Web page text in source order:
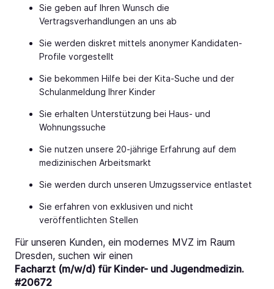
Sie geben auf Ihren Wunsch die
Vertragsverhandlungen an uns ab
Sie werden diskret mittels anonymer Kandidaten-
Profile vorgestellt
Sie bekommen Hilfe bei der Kita-Suche und der
Schulanmeldung Ihrer Kinder
Sie erhalten Unterstützung bei Haus- und
Wohnungssuche
Sie nutzen unsere 20-jährige Erfahrung auf dem
medizinischen Arbeitsmarkt
Sie werden durch unseren Umzugsservice entlastet
Sie erfahren von exklusiven und nicht
veröffentlichten Stellen
Für unseren Kunden, ein modernes MVZ im Raum
Dresden, suchen wir einen
Facharzt (m/w/d) für Kinder- und Jugendmedizin.
#20672